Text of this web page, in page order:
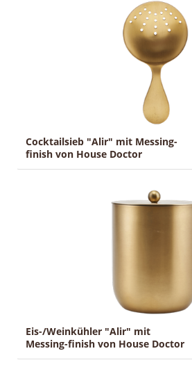
Cocktailsieb "Alir" mit Messing-
finish von House Doctor
Eis-/Weinkühler "Alir" mit
Messing-finish von House Doctor